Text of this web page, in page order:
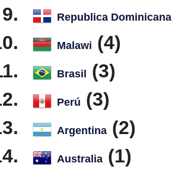
Republica Dominicana
Malawi (4)
Brasil (3)
Perú (3)
Argentina (2)
Australia (1)